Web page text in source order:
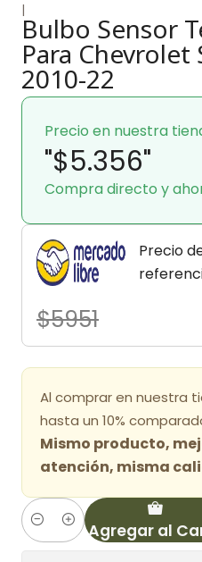
|
Bulbo Sensor
Para Chevrolet
2010-22
Precio en nuestra
"$5.356"
Compra directo y
Precio
$5951
Al comprar en nuestra
hasta un 10%
Mismo producto,
atención, misma
Cantidad Agregar al